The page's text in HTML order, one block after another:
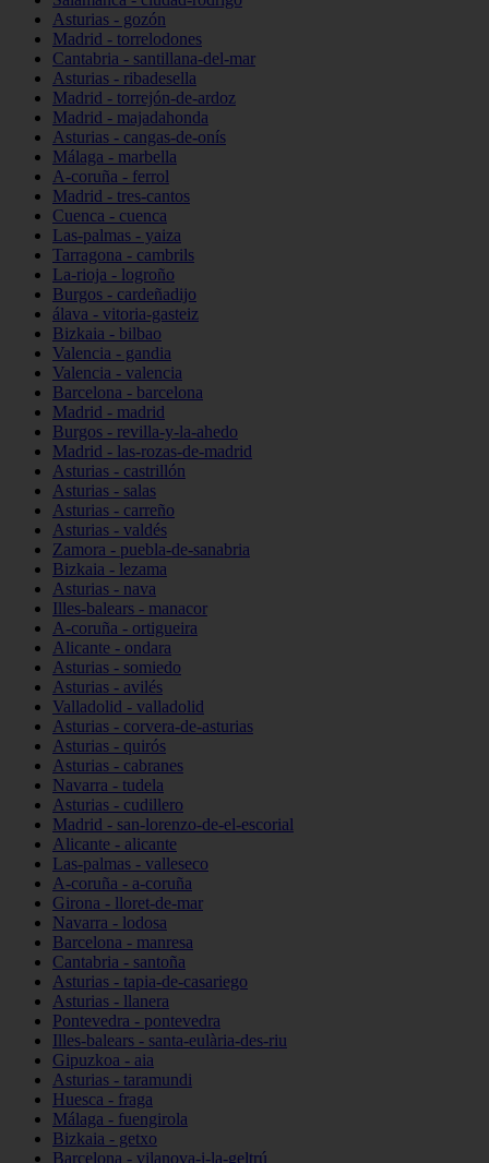
Asturias - gozón
Madrid - torrelodones
Cantabria - santillana-del-mar
Asturias - ribadesella
Madrid - torrejón-de-ardoz
Madrid - majadahonda
Asturias - cangas-de-onís
Málaga - marbella
A-coruña - ferrol
Madrid - tres-cantos
Cuenca - cuenca
Las-palmas - yaiza
Tarragona - cambrils
La-rioja - logroño
Burgos - cardeñadijo
álava - vitoria-gasteiz
Bizkaia - bilbao
Valencia - gandia
Valencia - valencia
Barcelona - barcelona
Madrid - madrid
Burgos - revilla-y-la-ahedo
Madrid - las-rozas-de-madrid
Asturias - castrillón
Asturias - salas
Asturias - carreño
Asturias - valdés
Zamora - puebla-de-sanabria
Bizkaia - lezama
Asturias - nava
Illes-balears - manacor
A-coruña - ortigueira
Alicante - ondara
Asturias - somiedo
Asturias - avilés
Valladolid - valladolid
Asturias - corvera-de-asturias
Asturias - quirós
Asturias - cabranes
Navarra - tudela
Asturias - cudillero
Madrid - san-lorenzo-de-el-escorial
Alicante - alicante
Las-palmas - valleseco
A-coruña - a-coruña
Girona - lloret-de-mar
Navarra - lodosa
Barcelona - manresa
Cantabria - santoña
Asturias - tapia-de-casariego
Asturias - llanera
Pontevedra - pontevedra
Illes-balears - santa-eulària-des-riu
Gipuzkoa - aia
Asturias - taramundi
Huesca - fraga
Málaga - fuengirola
Bizkaia - getxo
Barcelona - vilanova-i-la-geltrú